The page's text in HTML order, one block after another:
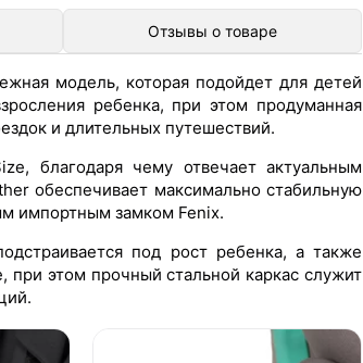
Отзывы о товаре
модель, которая подойдет для детей
ребенка, при этом продуманная
и длительных путешествий.
благодаря чему отвечает актуальным
обеспечивает максимально стабильную
импортным замком Fenix.
под рост ребенка, а также
при этом прочный стальной каркас служит